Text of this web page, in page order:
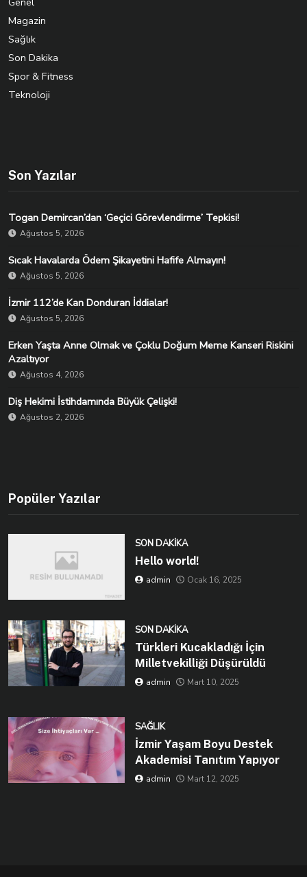
Magazin
Sağlık
Son Dakika
Spor & Fitness
Teknoloji
Son Yazılar
Togan Demircan’dan ‘Geçici Görevlendirme’ Tepkisi!
Ağustos 5, 2026
Sıcak Havalarda Ödem Şikayetini Hafife Almayın!
Ağustos 5, 2026
İzmir 112’de Kan Donduran İddialar!
Ağustos 5, 2026
Erken Yaşta Anne Olmak ve Çoklu Doğum Meme Kanseri Riskini
Azaltıyor
Ağustos 4, 2026
Diş Hekimi İstihdamında Büyük Çelişki!
Ağustos 2, 2026
Popüler Yazılar
SON DAKIKA
Hello world!
admin Ocak 16, 2025
SON DAKIKA
Türkleri Kucakladığı İçin
Milletvekilliği Düşürüldü
admin Mart 10, 2025
SAĞLIK
İzmir Yaşam Boyu Destek
Akademisi Tanıtım Yapıyor
admin Mart 12, 2025